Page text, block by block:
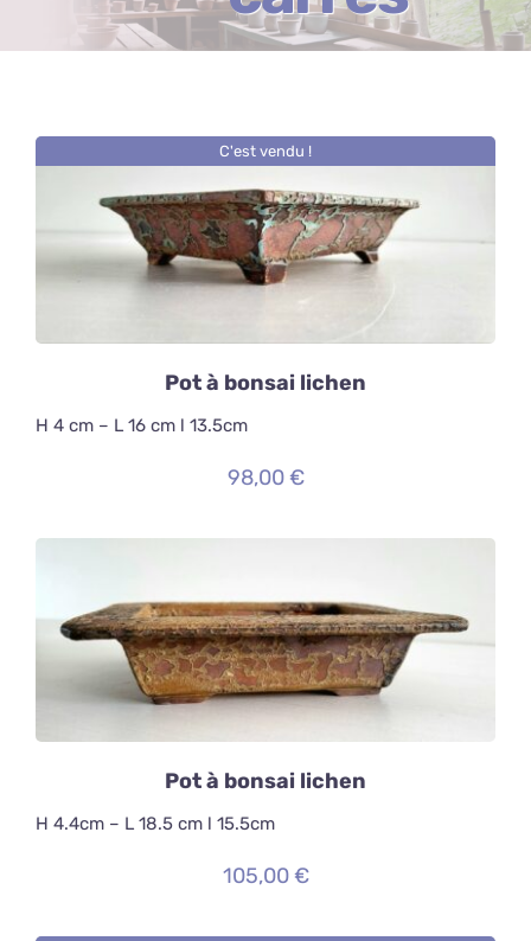
Blog
Qui suis-je ?
Contact
C'est vendu !
DÉTAILS
Pot à bonsai lichen
H 4 cm – L 16 cm l 13.5cm
98,00€
AJOUTER AU PANIER
/
DÉTAILS
Pot à bonsai lichen
H 4.4cm – L 18.5 cm l 15.5cm
105,00€